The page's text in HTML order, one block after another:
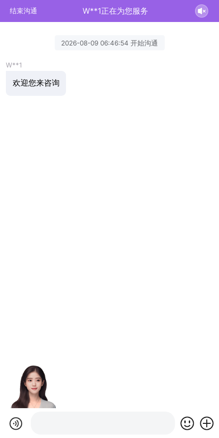
结束沟通 W**1正在为您服务
2026-08-09 06:46:54 开始沟通
W**1
欢迎您来咨询